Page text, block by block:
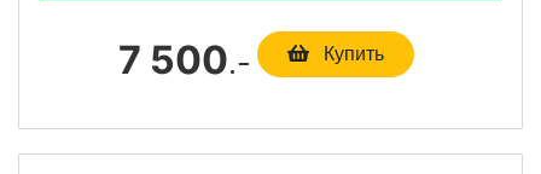
7 500.- Купить